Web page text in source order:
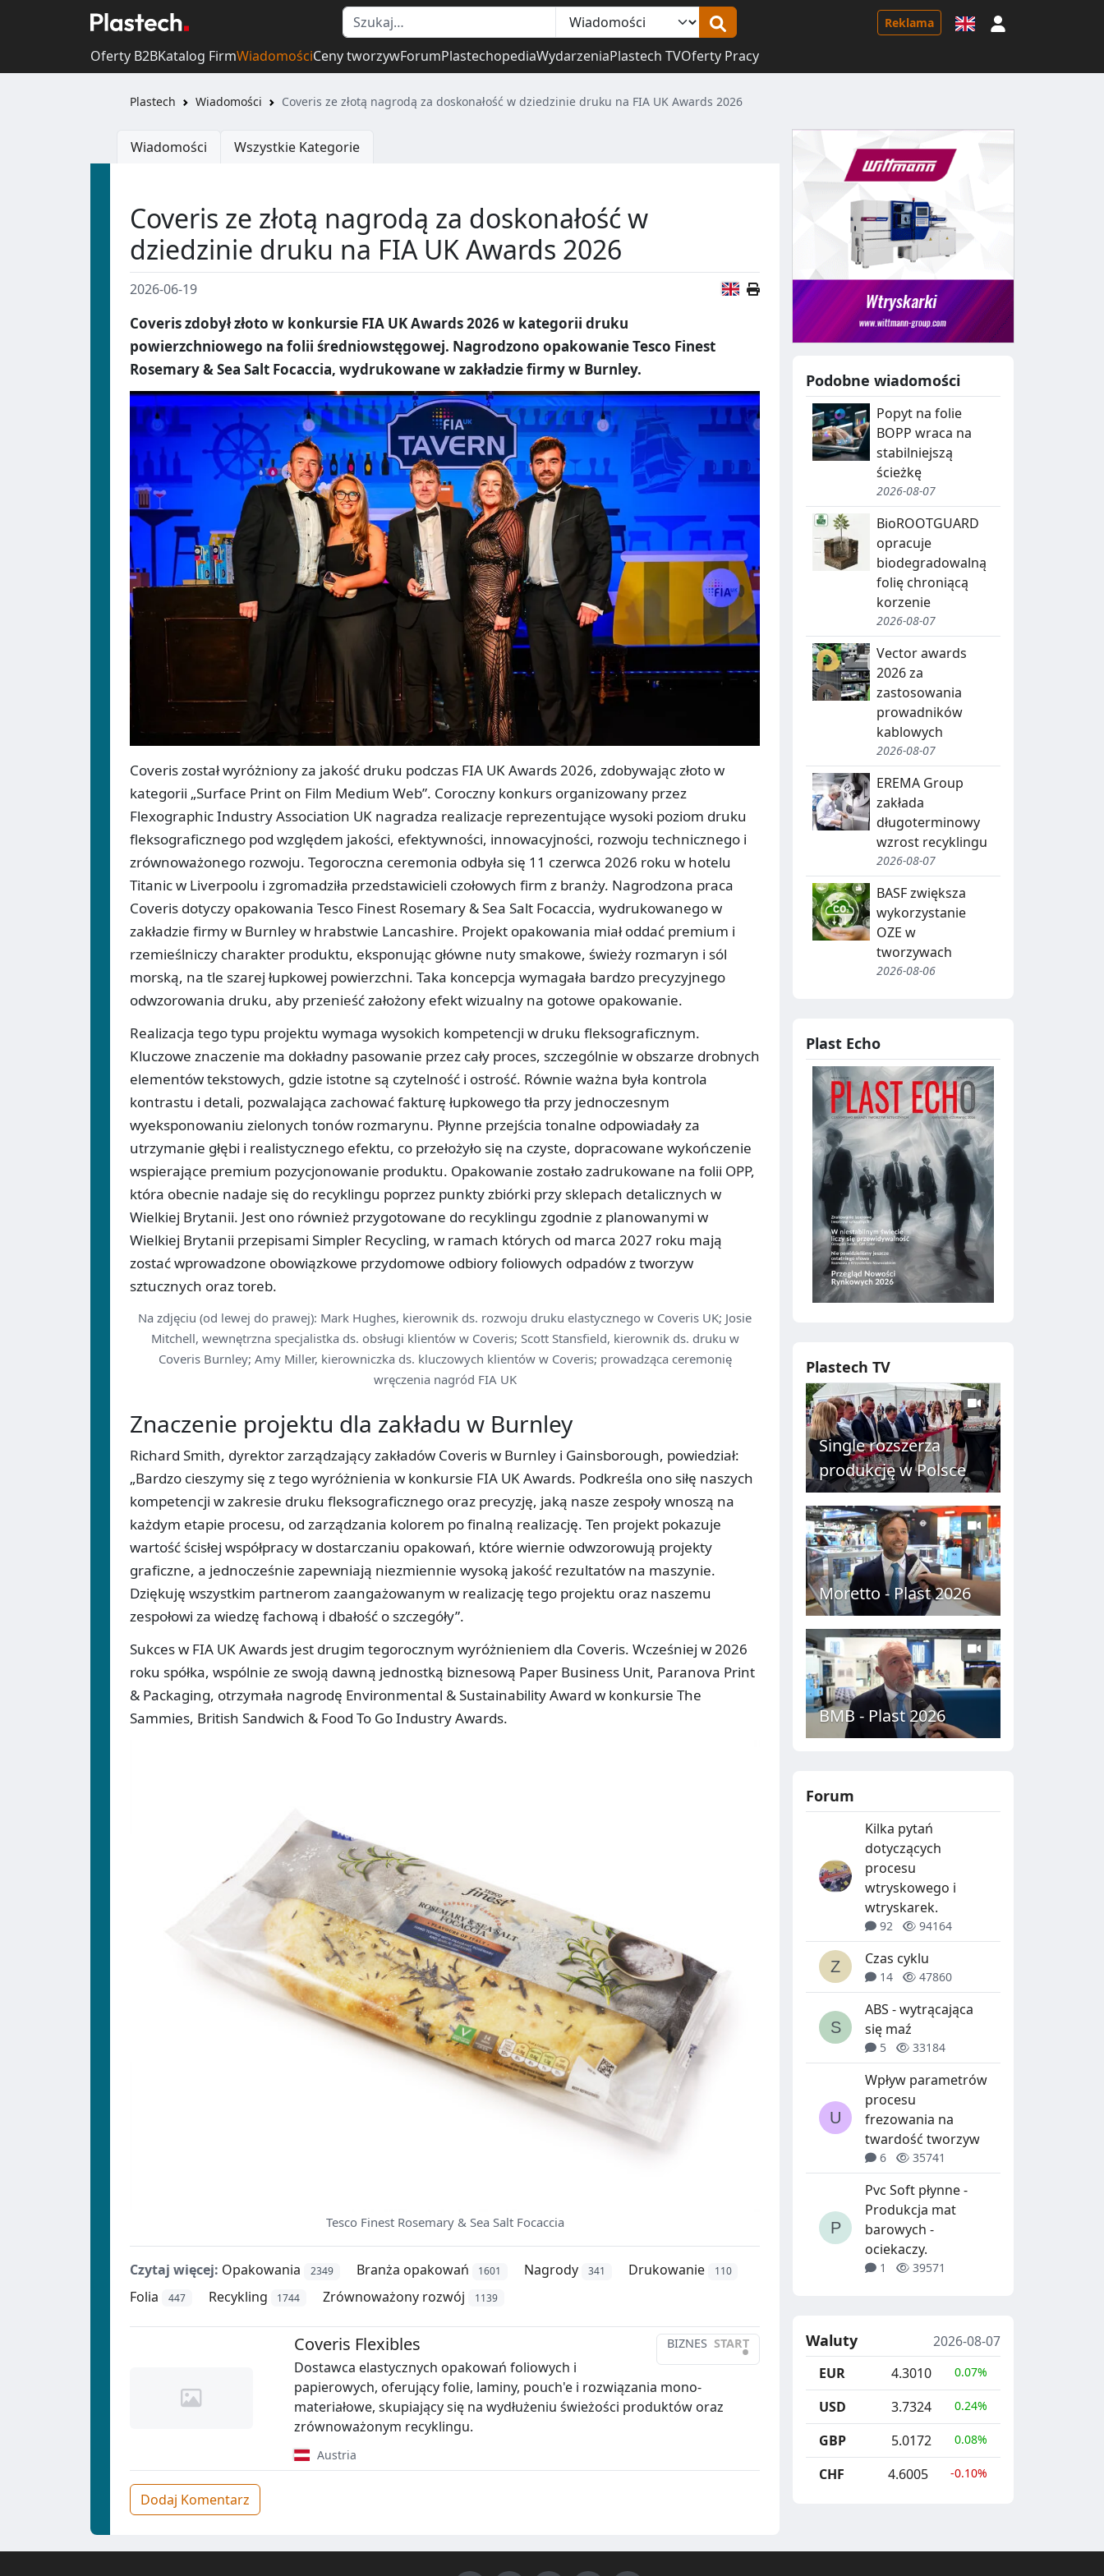
Reklama
Oferty B2BKatalog FirmWiadomościCeny tworzywForumPlastechopediaWydarzeniaPlastech TVOferty Pracy
Plastech Wiadomości Coveris ze złotą nagrodą za doskonałość w dziedzinie druku na FIA UK Awards 2026
Wiadomości Wszystkie Kategorie
Coveris ze złotą nagrodą za doskonałość w
dziedzinie druku na FIA UK Awards 2026
2026-06-19 Wersja angielska
Coveris zdobył złoto w konkursie FIA UK Awards 2026 w kategorii druku
powierzchniowego na folii średniowstęgowej. Nagrodzono opakowanie Tesco Finest
Rosemary & Sea Salt Focaccia, wydrukowane w zakładzie firmy w Burnley.
Coveris został wyróżniony za jakość druku podczas FIA UK Awards 2026, zdobywając złoto w
kategorii „Surface Print on Film Medium Web”. Coroczny konkurs organizowany przez
Flexographic Industry Association UK nagradza realizacje reprezentujące wysoki poziom druku
fleksograficznego pod względem jakości, efektywności, innowacyjności, rozwoju technicznego i
zrównoważonego rozwoju. Tegoroczna ceremonia odbyła się 11 czerwca 2026 roku w hotelu
Titanic w Liverpoolu i zgromadziła przedstawicieli czołowych firm z branży. Nagrodzona praca
Coveris dotyczy opakowania Tesco Finest Rosemary & Sea Salt Focaccia, wydrukowanego w
zakładzie firmy w Burnley w hrabstwie Lancashire. Projekt opakowania miał oddać premium i
rzemieślniczy charakter produktu, eksponując główne nuty smakowe, świeży rozmaryn i sól
morską, na tle szarej łupkowej powierzchni. Taka koncepcja wymagała bardzo precyzyjnego
odwzorowania druku, aby przenieść założony efekt wizualny na gotowe opakowanie.
Realizacja tego typu projektu wymaga wysokich kompetencji w druku fleksograficznym.
Kluczowe znaczenie ma dokładny pasowanie przez cały proces, szczególnie w obszarze drobnych
elementów tekstowych, gdzie istotne są czytelność i ostrość. Równie ważna była kontrola
kontrastu i detali, pozwalająca zachować fakturę łupkowego tła przy jednoczesnym
wyeksponowaniu zielonych tonów rozmarynu. Płynne przejścia tonalne odpowiadały za
utrzymanie głębi i realistycznego efektu, co przełożyło się na czyste, dopracowane wykończenie
wspierające premium pozycjonowanie produktu. Opakowanie zostało zadrukowane na folii OPP,
która obecnie nadaje się do recyklingu poprzez punkty zbiórki przy sklepach detalicznych w
Wielkiej Brytanii. Jest ono również przygotowane do recyklingu zgodnie z planowanymi w
Wielkiej Brytanii przepisami Simpler Recycling, w ramach których od marca 2027 roku mają
zostać wprowadzone obowiązkowe przydomowe odbiory foliowych odpadów z tworzyw
sztucznych oraz toreb.
Na zdjęciu (od lewej do prawej): Mark Hughes, kierownik ds. rozwoju druku elastycznego w Coveris UK; Josie
Mitchell, wewnętrzna specjalistka ds. obsługi klientów w Coveris; Scott Stansfield, kierownik ds. druku w
Coveris Burnley; Amy Miller, kierowniczka ds. kluczowych klientów w Coveris; prowadząca ceremonię
wręczenia nagród FIA UK
Znaczenie projektu dla zakładu w Burnley
Richard Smith, dyrektor zarządzający zakładów Coveris w Burnley i Gainsborough, powiedział:
„Bardzo cieszymy się z tego wyróżnienia w konkursie FIA UK Awards. Podkreśla ono siłę naszych
kompetencji w zakresie druku fleksograficznego oraz precyzję, jaką nasze zespoły wnoszą na
każdym etapie procesu, od zarządzania kolorem po finalną realizację. Ten projekt pokazuje
wartość ścisłej współpracy w dostarczaniu opakowań, które wiernie odwzorowują projekty
graficzne, a jednocześnie zapewniają niezmiennie wysoką jakość rezultatów na maszynie.
Dziękuję wszystkim partnerom zaangażowanym w realizację tego projektu oraz naszemu
zespołowi za wiedzę fachową i dbałość o szczegóły”.
Sukces w FIA UK Awards jest drugim tegorocznym wyróżnieniem dla Coveris. Wcześniej w 2026
roku spółka, wspólnie ze swoją dawną jednostką biznesową Paper Business Unit, Paranova Print
& Packaging, otrzymała nagrodę Environmental & Sustainability Award w konkursie The
Sammies, British Sandwich & Food To Go Industry Awards.
Tesco Finest Rosemary & Sea Salt Focaccia
Czytaj więcej: Opakowania 2349 Branża opakowań 1601 Nagrody 341 Drukowanie 110
Folia 447 Recykling 1744 Zrównoważony rozwój 1139
BIZNES START
•
Coveris Flexibles
Dostawca elastycznych opakowań foliowych i
papierowych, oferujący folie, laminy, pouch'e i rozwiązania mono-
materiałowe, skupiający się na wydłużeniu świeżości produktów oraz
zrównoważonym recyklingu.
Austria
Dodaj Komentarz
Podobne wiadomości
Popyt na folie
BOPP wraca na
stabilniejszą
ścieżkę
2026-08-07
BioROOTGUARD
opracuje
biodegradowalną
folię chroniącą
korzenie
2026-08-07
Vector awards
2026 za
zastosowania
prowadników
kablowych
2026-08-07
EREMA Group
zakłada
długoterminowy
wzrost recyklingu
2026-08-07
BASF zwiększa
wykorzystanie
OZE w
tworzywach
2026-08-06
Plast Echo
Plastech TV
Single rozszerza
produkcję w Polsce
Moretto - Plast 2026
BMB - Plast 2026
Forum
Kilka pytań
dotyczących
procesu
wtryskowego i
wtryskarek.
92 94164
Czas cyklu
14 47860
ABS - wytrącająca
się maź
5 33184
Wpływ parametrów
procesu
frezowania na
twardość tworzyw
6 35741
Pvc Soft płynne -
Produkcja mat
barowych -
ociekaczy.
1 39571
Waluty
2026-08-07
EUR
4.3010 0.07%
USD 3.7324 0.24%
GBP 5.0172 0.08%
CHF 4.6005 -0.10%